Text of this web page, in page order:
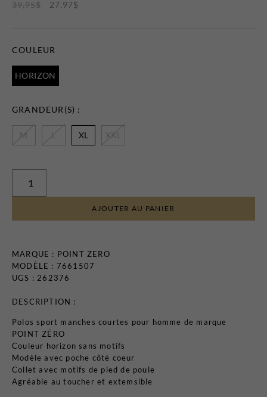
MAGASINEZ
39,95$ 27,97$
COULEUR
HORIZON
GRANDEUR(S) :
M L XL XXL
AJOUTER AU PANIER
MARQUE : POINT ZERO
MODÈLE : 7661507
UGS : 262376
DESCRIPTION :
Polos sport manches courtes pour homme de marque
POINT ZÉRO
Couleur horizon sans motifs
Modèle avec poche côté coeur
Collet avec motifs de pied de poule
Agréable au toucher et extemsible